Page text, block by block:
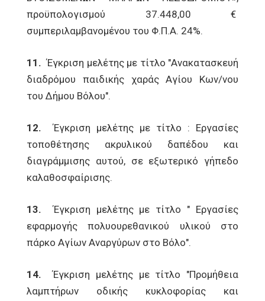
προϋπολογισμού 37.448,00 €
συμπεριλαμβανομένου του Φ.Π.Α. 24%.
11. Έγκριση μελέτης με τίτλο "Ανακατασκευή
διαδρόμου παιδικής χαράς Αγίου Κων/νου
του Δήμου Βόλου".
12.
Έγκριση μελέτης με τίτλο : Εργασίες
τοποθέτησης ακρυλικού δαπέδου και
διαγράμμισης αυτού, σε εξωτερικό γήπεδο
καλαθοσφαίρισης.
13.
Έγκριση μελέτης με τίτλο " Εργασίες
εφαρμογής πολυουρεθανικού υλικού στο
πάρκο Αγίων Αναργύρων στο Βόλο".
14.
Έγκριση μελέτης με τίτλο "Προμήθεια
λαμπτήρων οδικής κυκλοφορίας και